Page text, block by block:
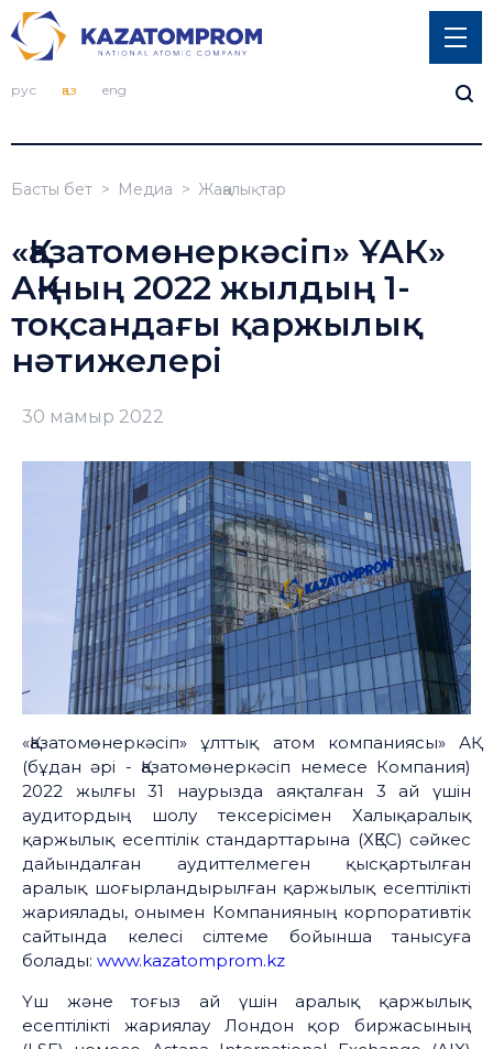
рус қаз eng
Басты бет Медиа Жаңалықтар
«Қазатомөнеркәсіп» ҰАК»
АҚ-ның 2022 жылдың 1-
тоқсандағы қаржылық
нәтижелері
30 мамыр 2022
«Қазатомөнеркәсіп» ұлттық атом компаниясы» АҚ
(бұдан әрі - Қазатомөнеркәсіп немесе Компания)
2022 жылғы 31 наурызда аяқталған 3 ай үшін
аудитордың шолу тексерісімен Халықаралық
қаржылық есептілік стандарттарына (ХҚЕС) сәйкес
дайындалған аудиттелмеген қысқартылған
аралық шоғырландырылған қаржылық есептілікті
жариялады, онымен Компанияның корпоративтік
сайтында келесі сілтеме бойынша танысуға
болады: www.kazatomprom.kz
Үш және тоғыз ай үшін аралық қаржылық
есептілікті жариялау Лондон қор биржасының